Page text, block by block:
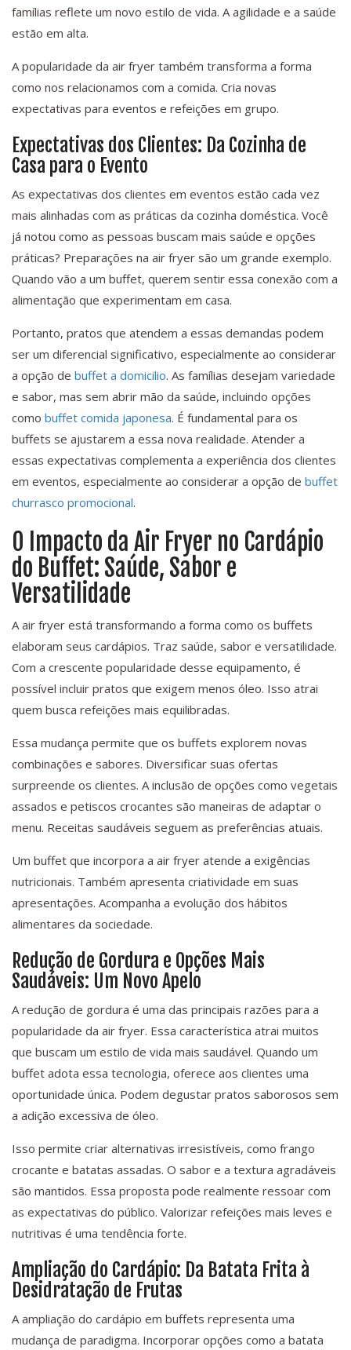
famílias reflete um novo estilo de vida. A agilidade e a saúde
estão em alta.
A popularidade da air fryer também transforma a forma
como nos relacionamos com a comida. Cria novas
expectativas para eventos e refeições em grupo.
Expectativas dos Clientes: Da Cozinha de
Casa para o Evento
As expectativas dos clientes em eventos estão cada vez
mais alinhadas com as práticas da cozinha doméstica. Você
já notou como as pessoas buscam mais saúde e opções
práticas? Preparações na air fryer são um grande exemplo.
Quando vão a um buffet, querem sentir essa conexão com a
alimentação que experimentam em casa.
Portanto, pratos que atendem a essas demandas podem
ser um diferencial significativo, especialmente ao considerar
a opção de buffet a domicilio. As famílias desejam variedade
e sabor, mas sem abrir mão da saúde, incluindo opções
como buffet comida japonesa. É fundamental para os
buffets se ajustarem a essa nova realidade. Atender a
essas expectativas complementa a experiência dos clientes
em eventos, especialmente ao considerar a opção de buffet
churrasco promocional.
O Impacto da Air Fryer no Cardápio
do Buffet: Saúde, Sabor e
Versatilidade
A air fryer está transformando a forma como os buffets
elaboram seus cardápios. Traz saúde, sabor e versatilidade.
Com a crescente popularidade desse equipamento, é
possível incluir pratos que exigem menos óleo. Isso atrai
quem busca refeições mais equilibradas.
Essa mudança permite que os buffets explorem novas
combinações e sabores. Diversificar suas ofertas
surpreende os clientes. A inclusão de opções como vegetais
assados e petiscos crocantes são maneiras de adaptar o
menu. Receitas saudáveis seguem as preferências atuais.
Um buffet que incorpora a air fryer atende a exigências
nutricionais. Também apresenta criatividade em suas
apresentações. Acompanha a evolução dos hábitos
alimentares da sociedade.
Redução de Gordura e Opções Mais
Saudáveis: Um Novo Apelo
A redução de gordura é uma das principais razões para a
popularidade da air fryer. Essa característica atrai muitos
que buscam um estilo de vida mais saudável. Quando um
buffet adota essa tecnologia, oferece aos clientes uma
oportunidade única. Podem degustar pratos saborosos sem
a adição excessiva de óleo.
Isso permite criar alternativas irresistíveis, como frango
crocante e batatas assadas. O sabor e a textura agradáveis
são mantidos. Essa proposta pode realmente ressoar com
as expectativas do público. Valorizar refeições mais leves e
nutritivas é uma tendência forte.
Ampliação do Cardápio: Da Batata Frita à
Desidratação de Frutas
A ampliação do cardápio em buffets representa uma
mudança de paradigma. Incorporar opções como a batata